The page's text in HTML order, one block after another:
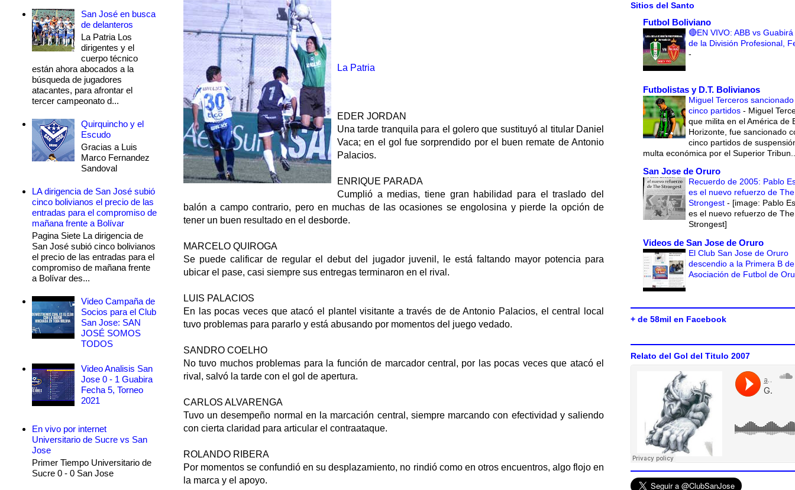
La Patria
EDER JORDAN
Una tarde tranquila para el golero que sustituyó al titular Daniel
Vaca; en el gol fue sorprendido por el buen remate de Antonio
Palacios.
ENRIQUE PARADA
Cumplió a medias, tiene gran habilidad para el traslado del
balón a campo contrario, pero en muchas de las ocasiones se engolosina y pierde la opción de
tener un buen resultado en el desborde.
MARCELO QUIROGA
Se puede calificar de regular el debut del jugador juvenil, le está faltando mayor potencia para
ubicar el pase, casi siempre sus entregas terminaron en el rival.
LUIS PALACIOS
En las pocas veces que atacó el plantel visitante a través de de Antonio Palacios, el central local
tuvo problemas para pararlo y está abusando por momentos del juego vedado.
SANDRO COELHO
No tuvo muchos problemas para la función de marcador central, por las pocas veces que atacó el
rival, salvó la tarde con el gol de apertura.
CARLOS ALVARENGA
Tuvo un desempeño normal en la marcación central, siempre marcando con efectividad y saliendo
con cierta claridad para articular el contraataque.
ROLANDO RIBERA
Por momentos se confundió en su desplazamiento, no rindió como en otros encuentros, algo flojo en
la marca y el apoyo.
San José en busca
de delanteros
La Patria Los
dirigentes y el
cuerpo técnico
están ahora abocados a la
búsqueda de jugadores
atacantes, para afrontar el
tercer campeonato d...
Quirquincho y el
Escudo
Gracias a Luis
Marco Fernandez
Sandoval
LA dirigencia de San José subió
cinco bolivianos el precio de las
entradas para el compromiso de
mañana frente a Bolívar
Pagina Siete La dirigencia de
San José subió cinco bolivianos
el precio de las entradas para el
compromiso de mañana frente
a Bolívar des...
Video Campaña de
Socios para el Club
San Jose: SAN
JOSÉ SOMOS
TODOS
Video Analisis San
Jose 0 - 1 Guabira
Fecha 5, Torneo
2021
En vivo por internet
Universitario de Sucre vs San
Jose
Primer Tiempo Universitario de
Sucre 0 - 0 San Jose
Sitios del Santo
Futbol Boliviano
🔴EN VIVO: ABB vs
de la División Profesional,
-
Futbolistas y D.T. Bolivianos
Miguel Terceros
cinco partidos - Miguel
que milita en el América de
Horizonte, fue sancionado
cinco partidos de
multa económica por el Superior
San Jose de Oruro
Recuerdo de 2005: Pablo
es el nuevo refuerzo de The
Strongest - [image: Pablo
es el nuevo refuerzo de The
Strongest]
Videos de San Jose de Oruro
El Club San Jose de Oruro
descendio a la Primera B
Asociación de Futbol de
+ de 58mil en Facebook
Relato del Gol del Titulo 2007